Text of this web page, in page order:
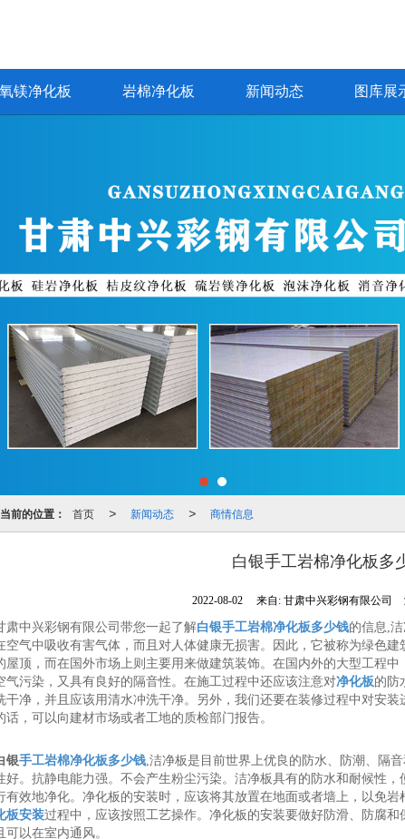
镁净化板 岩棉净化板 新闻动态 图库展
前的位置： 首页 > 新闻动态 > 商情信息
白银手工岩棉净化板多
2022-08-02 来自:甘肃中兴彩钢有限公司
肃中兴彩钢有限公司带您一起了解白银手工岩棉净化板多少钱的信息,
空气中吸收有害气体，而且对人体健康无损害。因此，它被称为绿色
屋顶，而在国外市场上则主要用来做建筑装饰。在国内外的大型工程
气污染，又具有良好的隔音性。在施工过程中还应该注意对净化板的防
干净，并且应该用清水冲洗干净。另外，我们还要在装修过程中对安
话，可以向建材市场或者工地的质检部门报告。
银手工岩棉净化板多少钱,洁净板是目前世界上优良的防水、防潮、隔
好。抗静电能力强。不会产生粉尘污染。洁净板具有的防水和耐候性
有效地净化。净化板的安装时，应该将其放置在地面或者墙上，以免
板安装过程中，应该按照工艺操作。净化板的安装要做好防滑、防腐
可以在室内通风。